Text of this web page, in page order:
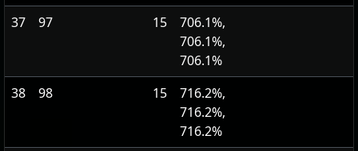
37
97 15
706.1%,
706.1%,
706.1%
38
98 15
716.2%,
716.2%,
716.2%